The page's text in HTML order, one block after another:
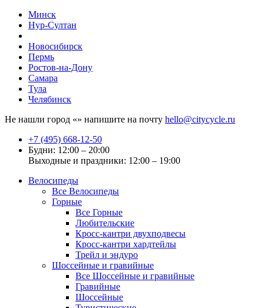
Минск
Нур-Султан
Новосибирск
Пермь
Ростов-на-Дону
Самара
Тула
Челябинск
Не нашли город «» напишите на почту hello@citycycle.ru
+7 (495) 668-12-50
Будни: 12:00 – 20:00
Выходные и праздники: 12:00 – 19:00
Велосипеды
Все Велосипеды
Горные
Все Горные
Любительские
Кросс-кантри двухподвесы
Кросс-кантри хардтейлы
Трейл и эндуро
Шоссейные и гравийные
Все Шоссейные и гравийные
Гравийные
Шоссейные